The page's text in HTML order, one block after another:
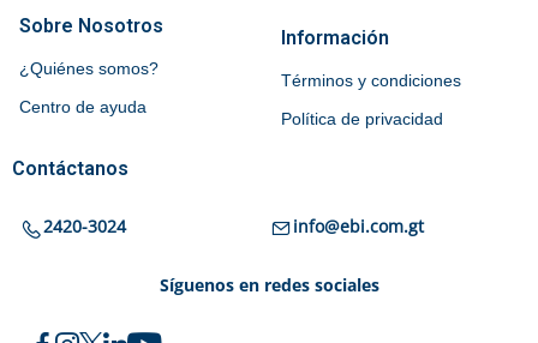
Sobre Nosotros
¿Quiénes somos?
Centro de ayuda
Información
Términos y condiciones
Política de privacidad
Contáctanos
2420-3024 info@ebi.com.gt
Síguenos en redes sociales